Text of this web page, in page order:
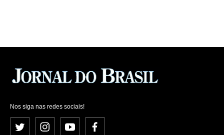
Nos siga nas redes sociais!
Twitter InstagramYouTubeFacebook